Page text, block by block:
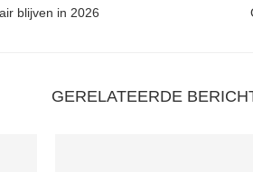
blijven in 2026
GERELATEERDE